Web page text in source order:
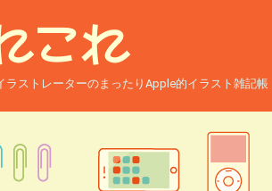
ストレーターのまったりApple的イラスト雑記帳